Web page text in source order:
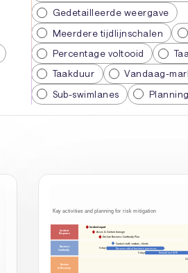
Gedetailleerde weergave
Meerdere tijdlijnschalen
Percentage voltooid
Taakduur
Vandaag-
Sub-swimlanes